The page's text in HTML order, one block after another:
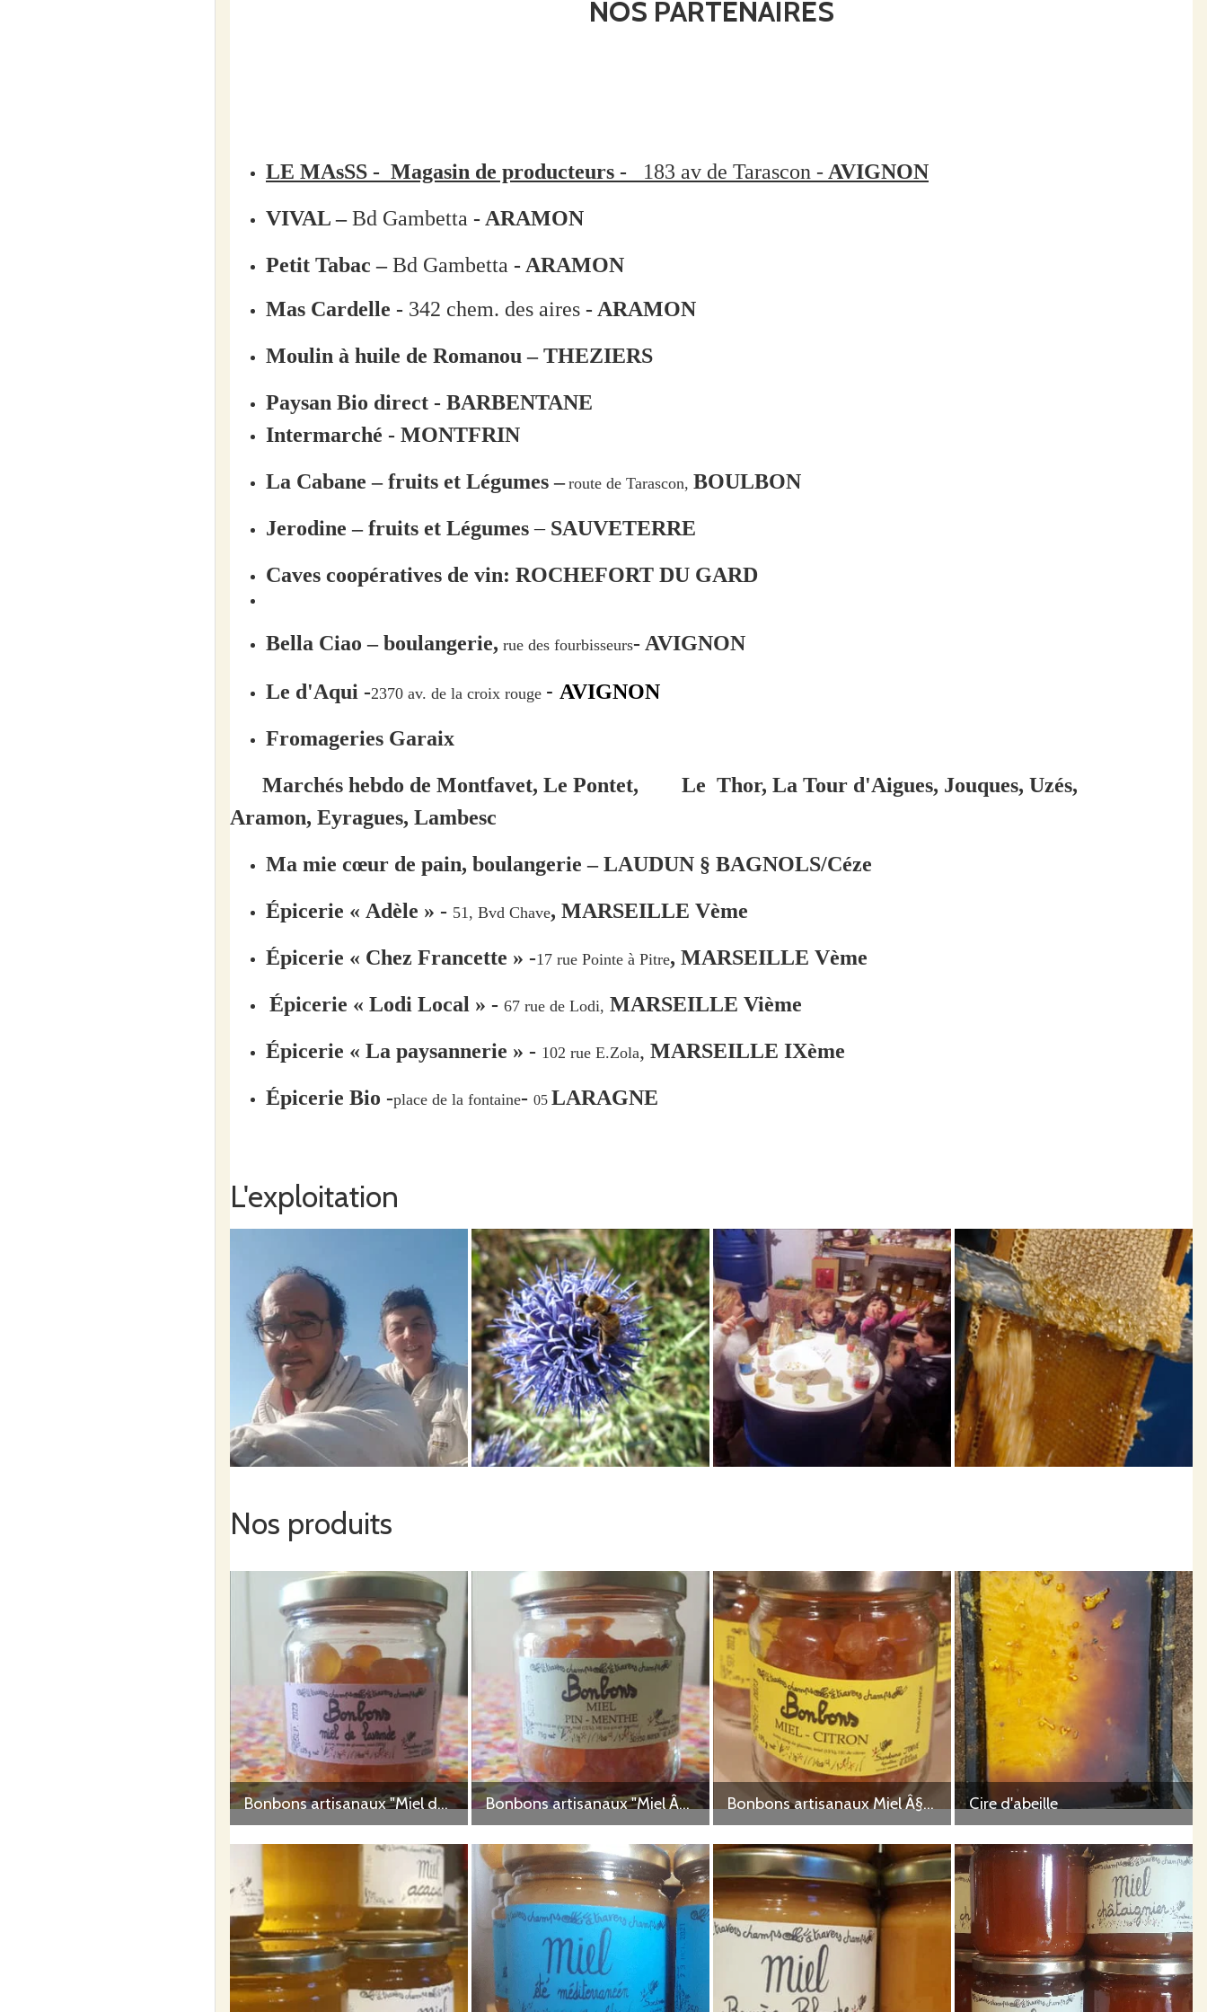
la montagne de Lure... Aussi, cette année vous pouvez déguster 5 variétés de miel.
Notre investissement se caractérise par le maintien de notre cheptel, dans un contexte parfois peu favorable, par des collaborations avec des
Depuis 2ans, une partie de la production de miel est proposée "en vrac" à partir de septembre jusqu'à fin novembre.
Au plaisir,
de partager ces cadeaux
de Dame-Nature et Dames-Abeilles!
Sandrine § Youssef
NOS PARTENAIRES
LE MAsSS - Magasin de producteurs - 183 av de Tarascon - AVIGNON
VIVAL –Bd Gambetta - ARAMON
Petit Tabac –Bd Gambetta - ARAMON
Mas Cardelle - 342 chem. des aires - ARAMON
Moulin à huile de Romanou – THEZIERS
Paysan Bio direct - BARBENTANE
Intermarché - MONTFRIN
La Cabane – fruits et Légumes – route de Tarascon, BOULBON
Jerodine – fruits et Légumes– SAUVETERRE
Caves coopératives de vin: ROCHEFORT DU GARD
Bella Ciao – boulangerie, rue des fourbisseurs- AVIGNON
Le d'Aqui -2370 av. de la croix rouge - AVIGNON
Fromageries Garaix
Marchés hebdo de Montfavet, Le Pontet, Le Thor, La Tour d'Aigues, Jouques, Uzés,
Aramon, Eyragues, Lambesc
Ma mie cœur de pain, boulangerie – LAUDUN § BAGNOLS/Céze
Épicerie « Adèle » - 51, Bvd Chave, MARSEILLE Vème
Épicerie « Chez Francette » -17 rue Pointe à Pitre, MARSEILLE Vème
Épicerie « Lodi Local » - 67 rue de Lodi, MARSEILLE Vième
Épicerie « La paysannerie » - 102 rue E.Zola, MARSEILLE IXème
Épicerie Bio -place de la fontaine- 05 LARAGNE
L'exploitation
Nos produits
Bonbons artisanaux "Miel de Lavande" Bonbons artisanaux "Miel Â§ Pin Â§ Menthol" Bonbons artisanaux Miel Â§ Citron Cire d'abeille